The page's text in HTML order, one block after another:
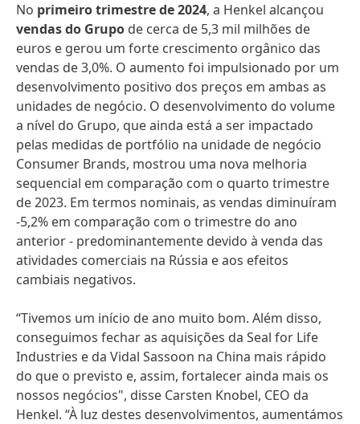
No primeiro trimestre de 2024, a Henkel alcançou
vendas do Grupo de cerca de 5,3 mil milhões de
euros e gerou um forte crescimento orgânico das
vendas de 3,0%. O aumento foi impulsionado por um
desenvolvimento positivo dos preços em ambas as
unidades de negócio. O desenvolvimento do volume
a nível do Grupo, que ainda está a ser impactado
pelas medidas de portfólio na unidade de negócio
Consumer Brands, mostrou uma nova melhoria
sequencial em comparação com o quarto trimestre
de 2023. Em termos nominais, as vendas diminuíram
-5,2% em comparação com o trimestre do ano
anterior - predominantemente devido à venda das
atividades comerciais na Rússia e aos efeitos
cambiais negativos.
“Tivemos um início de ano muito bom. Além disso,
conseguimos fechar as aquisições da Seal for Life
Industries e da Vidal Sassoon na China mais rápido
do que o previsto e, assim, fortalecer ainda mais os
nossos negócios", disse Carsten Knobel, CEO da
Henkel. “À luz destes desenvolvimentos, aumentámos